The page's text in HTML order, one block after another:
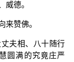
威德。
来赞佛。
夫相、八十随行
圆满的究竟庄严